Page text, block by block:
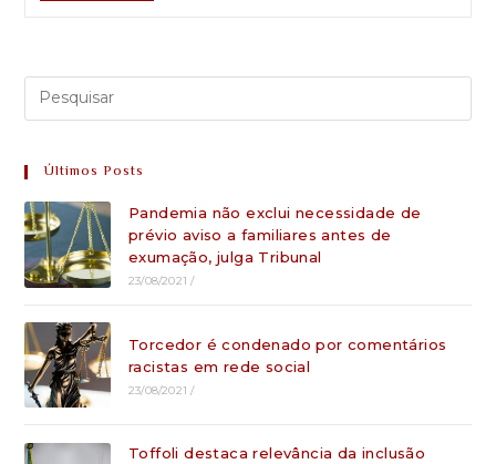
Últimos Posts
Pandemia não exclui necessidade de
prévio aviso a familiares antes de
exumação, julga Tribunal
23/08/2021 /
Torcedor é condenado por comentários
racistas em rede social
23/08/2021 /
Toffoli destaca relevância da inclusão